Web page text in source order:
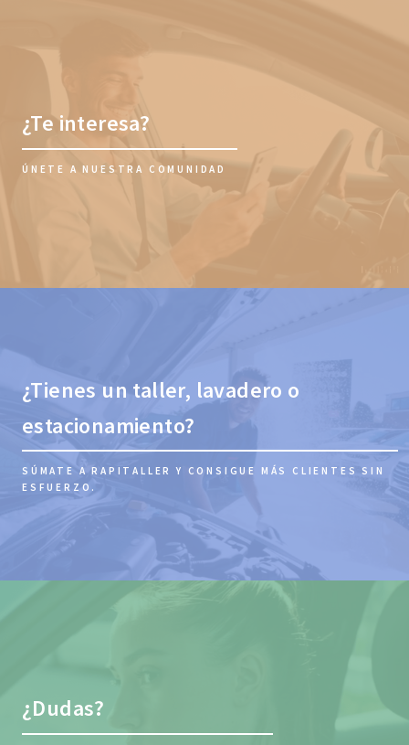
¿Te interesa?
ÚNETE A NUESTRA COMUNIDAD
¿Tienes un taller, lavadero o
estacionamiento?
SÚMATE A RAPITALLER Y CONSIGUE MÁS CLIENTES SIN
ESFUERZO.
¿Dudas?